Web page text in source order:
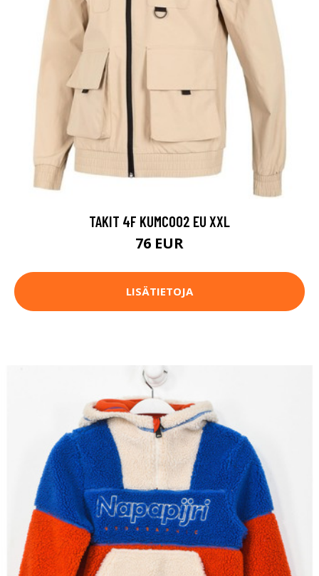
TAKIT 4F KUMC002 EU XXL
76 EUR
LISÄTIETOJA